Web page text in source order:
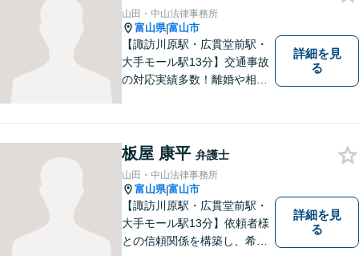
山田・中山法律事務所
富山県|富山市
【諏訪川原駅・広貫堂前駅・
大手モール駅13分】交通事故
の対応実績多数！離婚や相続
策がないか考えてみません
か？【複数弁護士在籍】
詳細を見
る
板屋 康平 弁護士
山田・中山法律事務所
富山県|富山市
【諏訪川原駅・広貫堂前駅・
大手モール駅13分】依頼者様
との信頼関係を構築し、希望
詳細を見
る